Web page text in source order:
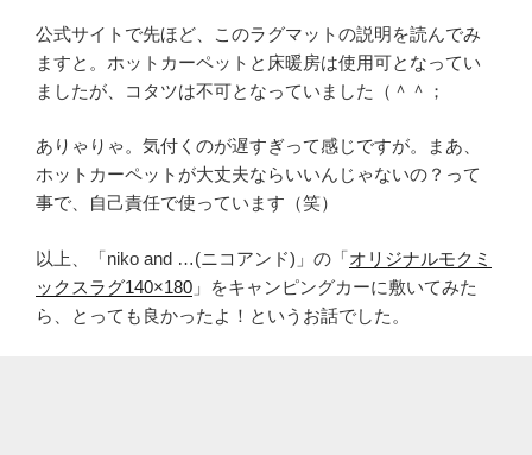
公式サイトで先ほど、このラグマットの説明を読んでみ
ますと。ホットカーペットと床暖房は使用可となってい
ましたが、コタツは不可となっていました（＾＾；
ありゃりゃ。気付くのが遅すぎって感じですが。まあ、
ホットカーペットが大丈夫ならいいんじゃないの？って
事で、自己責任で使っています（笑）
以上、「niko and …(ニコアンド)」の「オリジナルモクミ
ックスラグ140×180 」をキャンピングカーに敷いてみた
ら、とっても良かったよ！というお話でした。